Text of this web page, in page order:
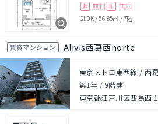
敷 無料 礼 無料
2LDK/56.85㎡ /7階
賃貸マンション Alivis西葛西norte
東京メトロ東西線 / 西
築1年 / 9階建
東京都江戸川区西葛西